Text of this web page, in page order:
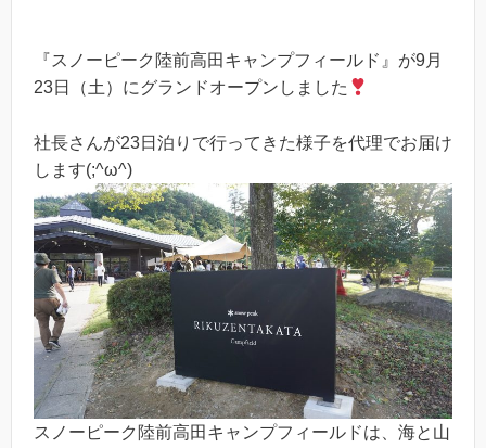
『スノーピーク陸前高田キャンプフィールド』が9月
23日（土）にグランドオープンしました
社長さんが23日泊りで行ってきた様子を代理でお届け
します(;^ω^)
スノーピーク陸前高田キャンプフィールドは、海と山